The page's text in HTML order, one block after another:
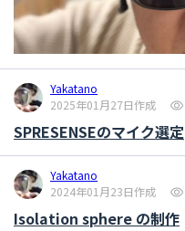
Yakatano
2025年01月27日作成
SPRESENSEのマイク選定
Yakatano
2024年01月23日作成
Isolation sphere の制作